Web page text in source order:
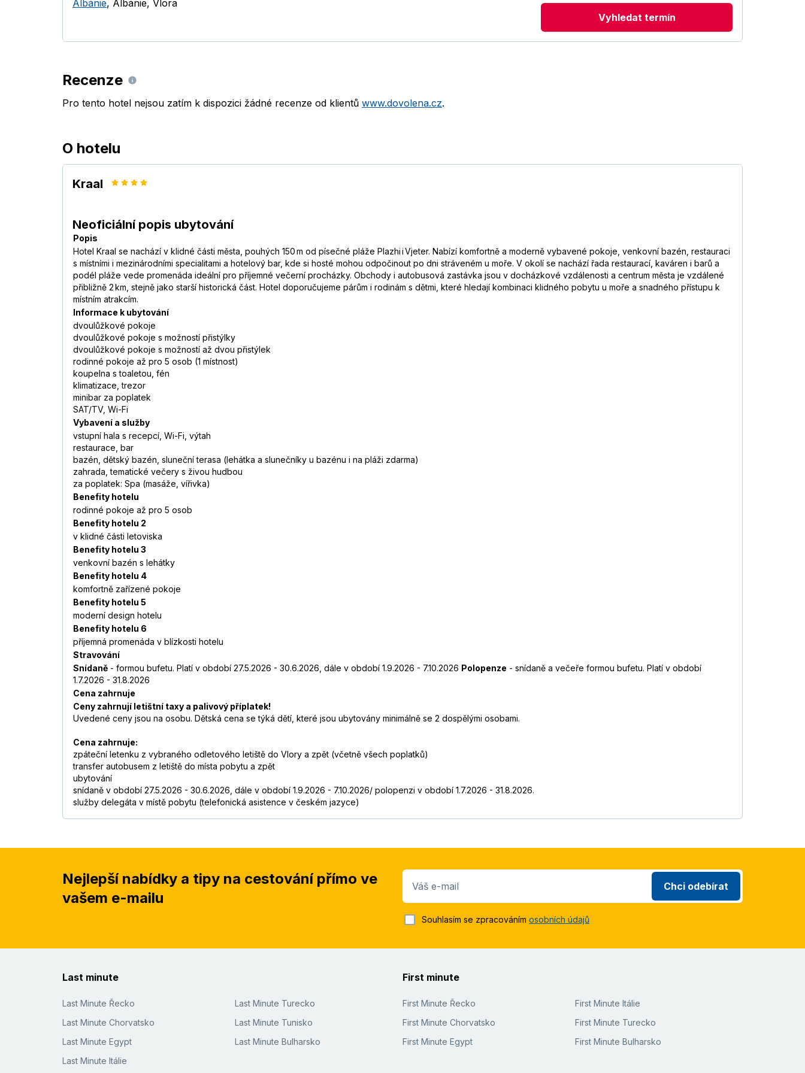
Albánie, Albánie, Vlora
Vyhledat termín
Recenze
Pro tento hotel nejsou zatím k dispozici žádné recenze od klientů www.dovolena.cz.
O hotelu
Kraal
Neoficiální popis ubytování
Popis
Hotel Kraal se nachází v klidné části města, pouhých 150 m od písečné pláže Plazhi i Vjeter. Nabízí komfortně a moderně vybavené pokoje, venkovní bazén, restauraci
s místními i mezinárodními specialitami a hotelový bar, kde si hosté mohou odpočinout po dni stráveném u moře. V okolí se nachází řada restaurací, kaváren i barů a
podél pláže vede promenáda ideální pro příjemné večerní procházky. Obchody i autobusová zastávka jsou v docházkové vzdálenosti a centrum města je vzdálené
přibližně 2 km, stejně jako starší historická část. Hotel doporučujeme párům i rodinám s dětmi, které hledají kombinaci klidného pobytu u moře a snadného přístupu k
místním atrakcím.
Informace k ubytování
dvoulůžkové pokoje
dvoulůžkové pokoje s možností přistýlky
dvoulůžkové pokoje s možností až dvou přistýlek
rodinné pokoje až pro 5 osob (1 místnost)
koupelna s toaletou, fén
klimatizace, trezor
minibar za poplatek
SAT/TV, Wi-Fi
Vybavení a služby
vstupní hala s recepcí, Wi-Fi, výtah
restaurace, bar
bazén, dětský bazén, sluneční terasa (lehátka a slunečníky u bazénu i na pláži zdarma)
zahrada, tematické večery s živou hudbou
za poplatek: Spa (masáže, vířivka)
Benefity hotelu
rodinné pokoje až pro 5 osob
Benefity hotelu 2
v klidné části letoviska
Benefity hotelu 3
venkovní bazén s lehátky
Benefity hotelu 4
komfortně zařízené pokoje
Benefity hotelu 5
moderní design hotelu
Benefity hotelu 6
příjemná promenáda v blízkosti hotelu
Stravování
Snídaně - formou bufetu. Platí v období 27.5.2026 - 30.6.2026, dále v období 1.9.2026 - 7.10.2026 Polopenze - snídaně a večeře formou bufetu. Platí v období
1.7.2026 - 31.8.2026
Cena zahrnuje
Ceny zahrnují letištní taxy a palivový příplatek!
Uvedené ceny jsou na osobu. Dětská cena se týká dětí, které jsou ubytovány minimálně se 2 dospělými osobami.
Cena zahrnuje:
zpáteční letenku z vybraného odletového letiště do Vlory a zpět (včetně všech poplatků)
transfer autobusem z letiště do místa pobytu a zpět
ubytování
snídaně v období 27.5.2026 - 30.6.2026, dále v období 1.9.2026 - 7.10.2026/ polopenzi v období 1.7.2026 - 31.8.2026.
služby delegáta v místě pobytu (telefonická asistence v českém jazyce)
Nejlepší nabídky a tipy na cestování přímo ve
vašem e-mailu
Váš e-mail Chci odebírat
Souhlasím se zpracováním osobních údajů
Last minute
Last Minute Řecko
Last Minute Chorvatsko
Last Minute Egypt
Last Minute Itálie
Last Minute Turecko
Last Minute Tunisko
Last Minute Bulharsko
First minute
First Minute Řecko
First Minute Chorvatsko
First Minute Egypt
First Minute Itálie
First Minute Turecko
First Minute Bulharsko